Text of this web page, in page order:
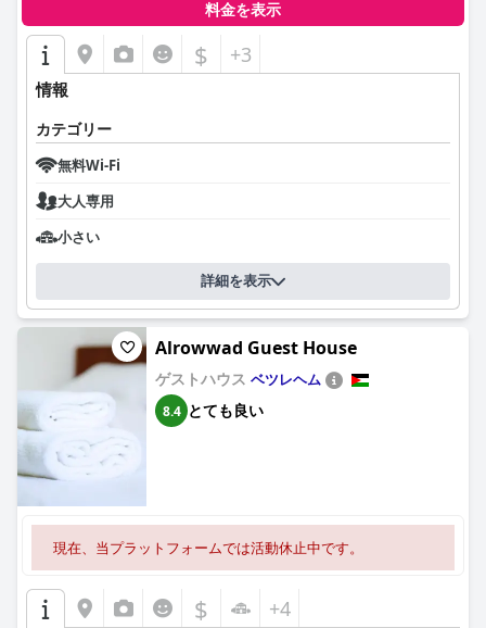
料金を表示
$ +3
情報
カテゴリー
無料Wi-Fi
大人専用
小さい
詳細を表示
Alrowwad Guest House
ゲストハウス ベツレヘム
8.4 とても良い
現在、当プラットフォームでは活動休止中です。
$ +4